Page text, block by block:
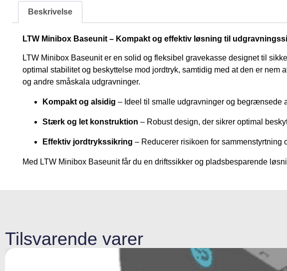
Beskrivelse
LTW Minibox Baseunit – Kompakt og effektiv løsning til
LTW Minibox Baseunit er en solid og fleksibel gravekasse designet til
optimal stabilitet og beskyttelse mod jordtryk, samtidig med at den er
og andre småskala udgravninger.
Kompakt og alsidig – Ideel til smalle udgravninger og begrænsede
Stærk og let konstruktion – Robust design, der sikrer optimal
Effektiv jordtrykssikring – Reducerer risikoen for
Med LTW Minibox Baseunit får du en driftssikker og pladsbesparende
Tilsvarende varer